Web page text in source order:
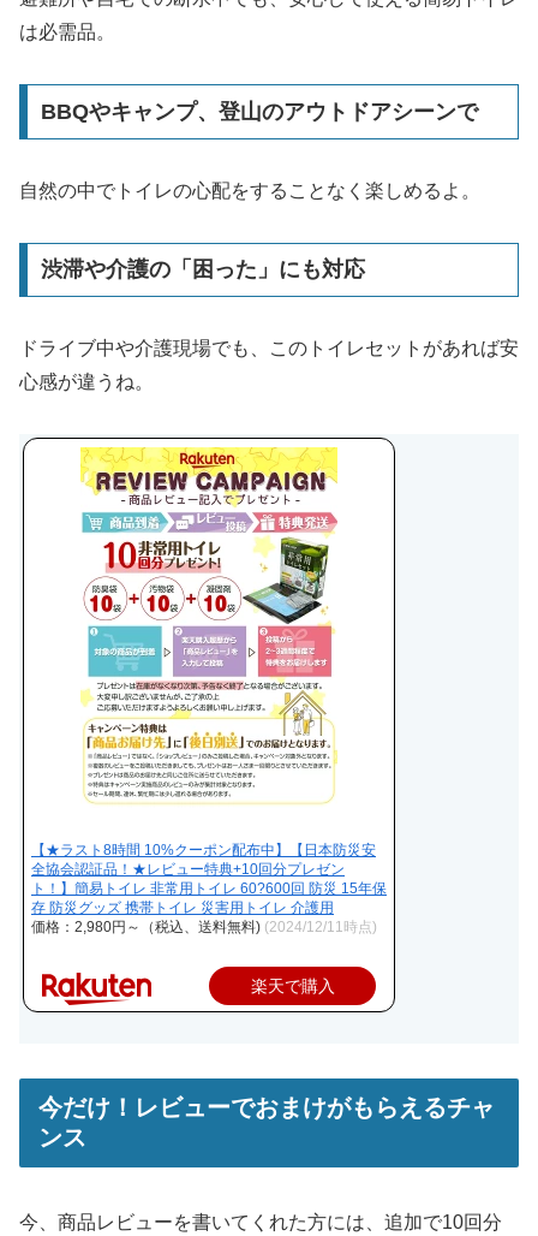
は必需品。
BBQやキャンプ、登山のアウトドアシーンで
自然の中でトイレの心配をすることなく楽しめるよ。
渋滞や介護の「困った」にも対応
ドライブ中や介護現場でも、このトイレセットがあれば安
心感が違うね。
【★ラスト8時間 10%クーポン配布中】【日本防災安
全協会認証品！★レビュー特典+10回分プレゼン
ト！】簡易トイレ 非常用トイレ 60?600回 防災 15年保
存 防災グッズ 携帯トイレ 災害用トイレ 介護用
価格：2,980円～（税込、送料無料) (2024/12/11時点)
楽天で購入
今だけ！レビューでおまけがもらえるチャ
ンス
今、商品レビューを書いてくれた方には、追加で10回分